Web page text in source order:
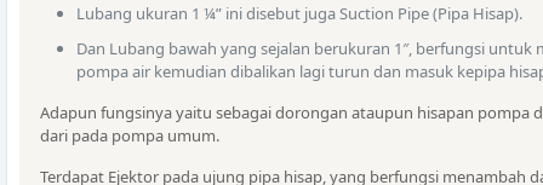
Lubang ukuran 1 ¼” ini disebut juga Suction Pipe (Pipa Hisap).
Dan Lubang bawah yang sejalan berukuran 1″, berfungsi
pompa air kemudian dibalikan lagi turun dan masuk kepipa
Adapun fungsinya yaitu sebagai dorongan ataupun hisapan pompa
dari pada pompa umum.
Terdapat Ejektor pada ujung pipa hisap, yang berfungsi menambah